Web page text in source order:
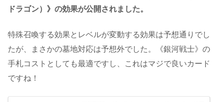
ドラゴン）》の効果が公開されました。
特殊召喚する効果とレベルが変動する効果は予想通りでし
たが、まさかの墓地対応は予想外でした。《銀河戦士》の
手札コストとしても最適ですし、これはマジで良いカード
ですね！